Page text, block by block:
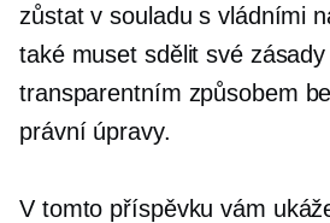
zůstat v souladu s vládními
také muset sdělit své
transparentním způsobem
právní úpravy.
V tomto příspěvku vám